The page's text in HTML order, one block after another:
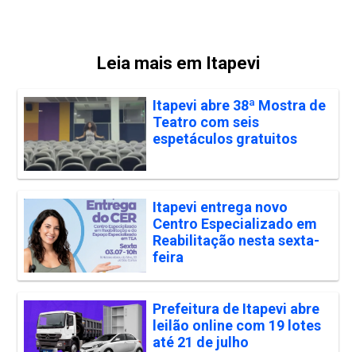
Leia mais em Itapevi
Itapevi abre 38ª Mostra de
Teatro com seis
espetáculos gratuitos
Itapevi entrega novo
Centro Especializado em
Reabilitação nesta sexta-
feira
Prefeitura de Itapevi abre
leilão online com 19 lotes
até 21 de julho